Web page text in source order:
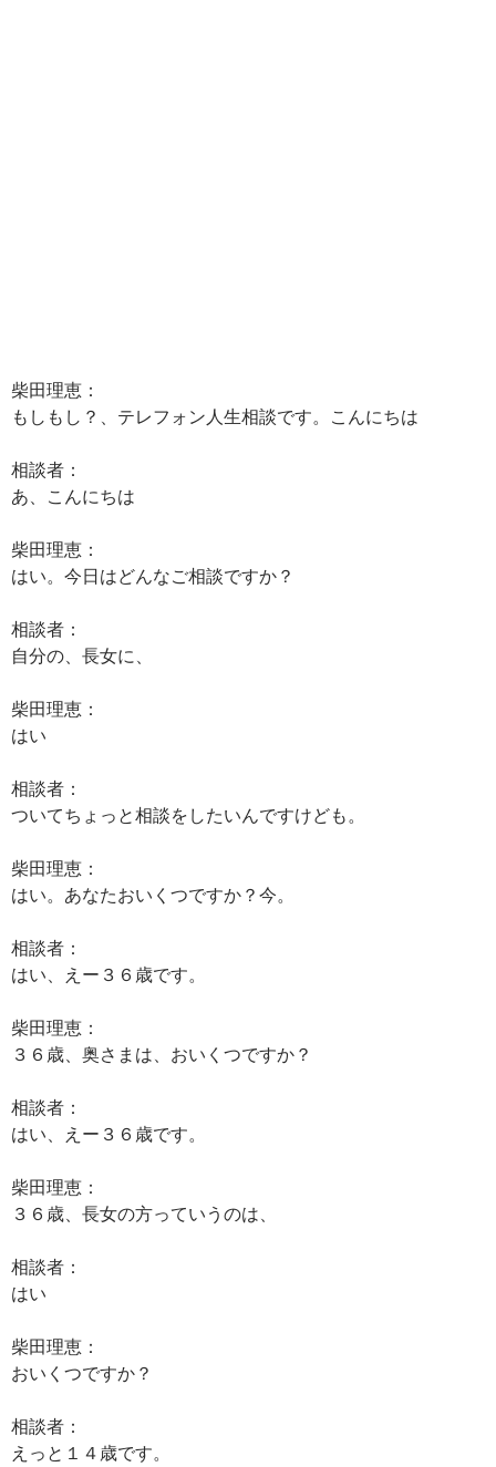
柴田理恵：
もしもし？、テレフォン人生相談です。こんにちは
相談者：
あ、こんにちは
柴田理恵：
はい。今日はどんなご相談ですか？
相談者：
自分の、長女に、
柴田理恵：
はい
相談者：
ついてちょっと相談をしたいんですけども。
柴田理恵：
はい。あなたおいくつですか？今。
相談者：
はい、えー３６歳です。
柴田理恵：
３６歳、奥さまは、おいくつですか？
相談者：
はい、えー３６歳です。
柴田理恵：
３６歳、長女の方っていうのは、
相談者：
はい
柴田理恵：
おいくつですか？
相談者：
えっと１４歳です。